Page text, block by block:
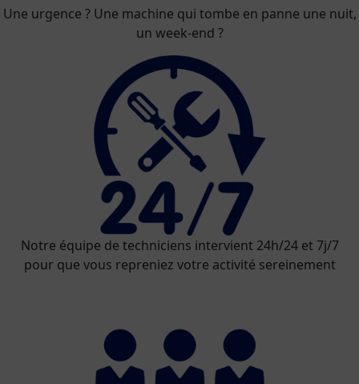
Une urgence ? Une machine qui tombe en panne une nuit,
un week-end ?
Notre équipe de techniciens intervient 24h/24 et 7j/7
pour que vous repreniez votre activité sereinement